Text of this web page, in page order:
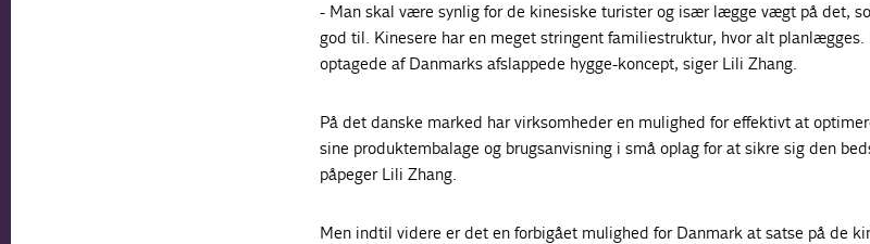
- Man skal være synlig for de kinesiske turister og især lægge vægt på det,
god til. Kinesere har en meget stringent familiestruktur, hvor alt planlægges.
optagede af Danmarks afslappede hygge-koncept, siger Lili Zhang.
På det danske marked har virksomheder en mulighed for effektivt at
sine produktembalage og brugsanvisning i små oplag for at sikre sig den
påpeger Lili Zhang.
Men indtil videre er det en forbigået mulighed for Danmark at satse på de